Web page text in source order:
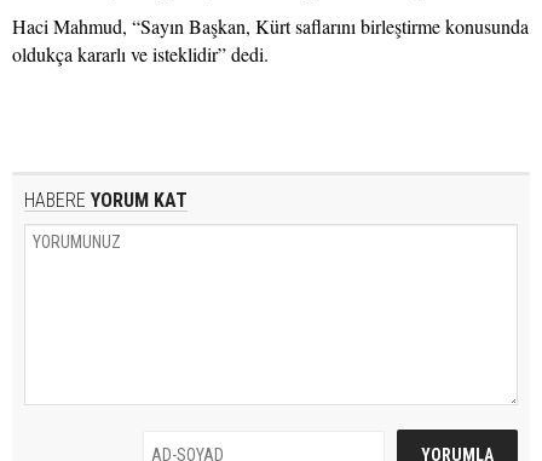
Haci Mahmud, “Sayın Başkan, Kürt saflarını birleştirme konusunda
oldukça kararlı ve isteklidir” dedi.
HABERE YORUM KAT